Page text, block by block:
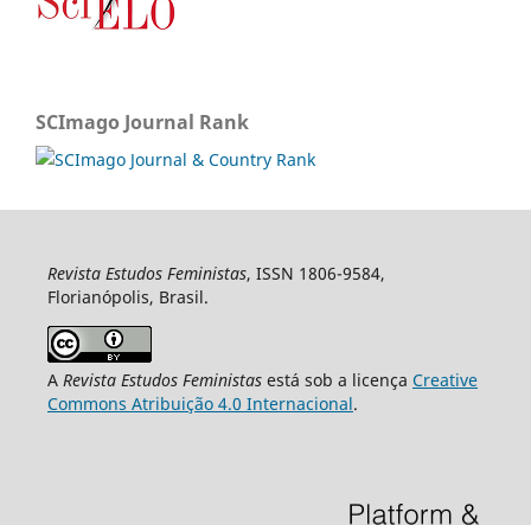
SCImago Journal Rank
Revista Estudos Feministas, ISSN 1806-9584,
Florianópolis, Brasil.
A Revista Estudos Feministasestá sob a licença Creative
Commons Atribuição 4.0 Internacional.